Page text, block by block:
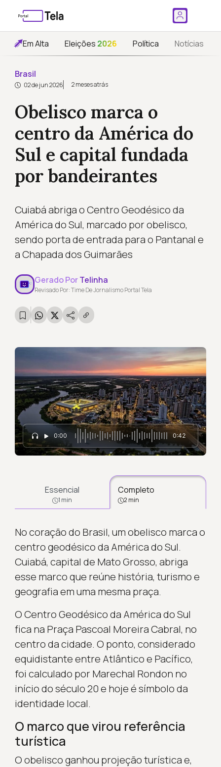
Em Alta Eleições 2026 Política Notícias
Brasil
02 de jun 2026 2 meses atrás
Obelisco marca o
centro da América do
Sul e capital fundada
por bandeirantes
Cuiabá abriga o Centro Geodésico da
América do Sul, marcado por obelisco,
sendo porta de entrada para o Pantanal e
a Chapada dos Guimarães
Gerado PorTelinha
Revisado Por: Time De Jornalismo Portal Tela
0:00 0:42
Essencial
1 min
Completo
2 min
No coração do Brasil, um obelisco marca o
centro geodésico da América do Sul.
Cuiabá, capital de Mato Grosso, abriga
esse marco que reúne história, turismo e
geografia em uma mesma praça.
O Centro Geodésico da América do Sul
fica na Praça Pascoal Moreira Cabral, no
centro da cidade. O ponto, considerado
equidistante entre Atlântico e Pacífico,
foi calculado por Marechal Rondon no
início do século 20 e hoje é símbolo da
identidade local.
O marco que virou referência
turística
O obelisco ganhou projeção turística e,